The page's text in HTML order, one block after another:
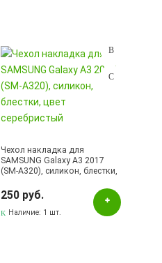
Чехол накладка для
SAMSUNG Galaxy A3 2017
(SM-A320), силикон, блестки,
250 руб.
Наличие: 1 шт.